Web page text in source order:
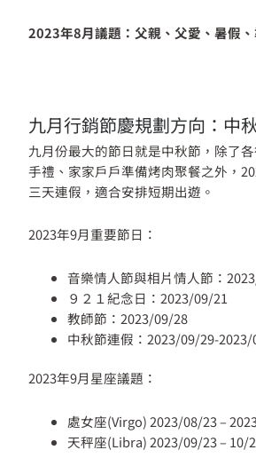
2023年8月議題：父親、父愛、暑假
九月行銷節慶規劃方向：中
九月份最大的節日就是中秋節，除了
手禮、家家戶戶準備烤肉聚餐之外，
三天連假，適合安排短期出遊。
2023年9月重要節日：
音樂情人節與相片情人節：
９２１紀念日：2023/09/21
教師節：2023/09/28
中秋節連假：2023/09/29-2023/
2023年9月星座議題：
處女座(Virgo) 2023/08/23 –
天秤座(Libra) 2023/09/23 – 10/